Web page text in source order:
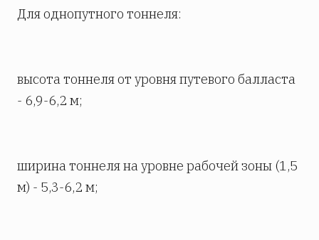
Для однопутного тоннеля:
высота тоннеля от уровня путевого балласта
- 6,9-6,2 м;
ширина тоннеля на уровне рабочей зоны (1,5
м) - 5,3-6,2 м;